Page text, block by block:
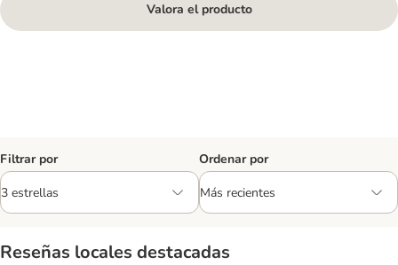
Valora el producto
Filtrar por Ordenar por
Reseñas locales destacadas